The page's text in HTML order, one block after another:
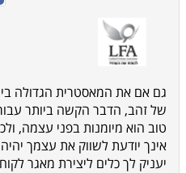
גם אם את המאסטרית הגדולה
של זהב, הדבר הקשה ביותר
טוב הוא מיומנות בפני עצמה,
אינך יודעת לשווק את עצמך
יעניק לך כלים ליצירת מאגר